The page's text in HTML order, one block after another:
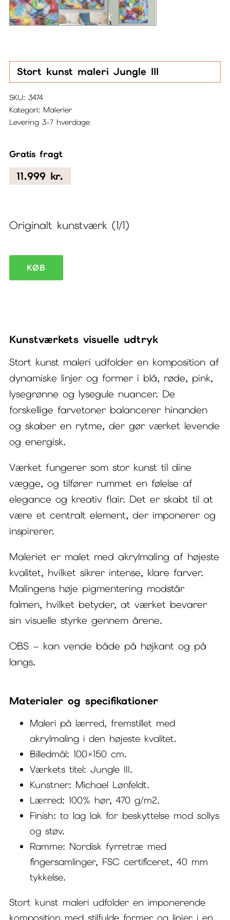
Stort kunst maleri Jungle III
SKU: 3474
Kategori: Malerier
Levering 3-7 hverdage
Gratis fragt
11.999 kr.
Originalt kunstværk (1/1)
Stort
kunst
III
antal
KØB
Kunstværkets visuelle udtryk
Stort kunst maleri udfolder en komposition af
dynamiske linjer og former i blå, røde, pink,
lysegrønne og lysegule nuancer. De
forskellige farvetoner balancerer hinanden
og skaber en rytme, der gør værket levende
og energisk.
Værket fungerer som stor kunst til dine
vægge, og tilfører rummet en følelse af
elegance og kreativ flair. Det er skabt til at
være et centralt element, der imponerer og
inspirerer.
Maleriet er malet med akrylmaling af højeste
kvalitet, hvilket sikrer intense, klare farver.
Malingens høje pigmentering modstår
falmen, hvilket betyder, at værket bevarer
sin visuelle styrke gennem årene.
OBS – kan vende både på højkant og på
langs.
Materialer og specifikationer
Maleri på lærred, fremstillet med
akrylmaling i den højeste kvalitet.
Billedmål: 100×150 cm.
Værkets titel: Jungle III.
Kunstner: Michael Lønfeldt.
Lærred: 100% hør, 470 g/m2.
Finish: to lag lak for beskyttelse mod sollys
og støv.
Ramme: Nordisk fyrretræ med
fingersamlinger, FSC certificeret, 40 mm
tykkelse.
Stort kunst maleri udfolder en imponerende